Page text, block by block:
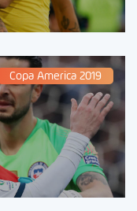
Copa America 2019